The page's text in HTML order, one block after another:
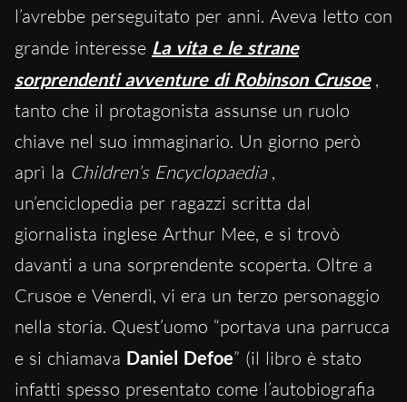
l’avrebbe perseguitato per anni. Aveva letto con
grande interesse La vita e le strane
sorprendenti avventure di Robinson Crusoe ,
tanto che il protagonista assunse un ruolo
chiave nel suo immaginario. Un giorno però
aprì la Children’s Encyclopaedia ,
un’enciclopedia per ragazzi scritta dal
giornalista inglese Arthur Mee, e si trovò
davanti a una sorprendente scoperta. Oltre a
Crusoe e Venerdì, vi era un terzo personaggio
nella storia. Quest’uomo “portava una parrucca
e si chiamava Daniel Defoe” (il libro è stato
infatti spesso presentato come l’autobiografia